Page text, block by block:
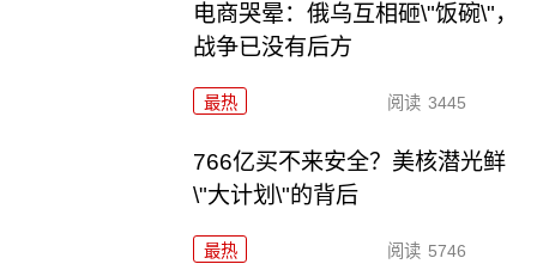
电商哭晕：俄乌互相砸\"饭碗\"，
战争已没有后方
最热 阅读 3445
766亿买不来安全？美核潜光鲜
\"大计划\"的背后
最热 阅读 5746